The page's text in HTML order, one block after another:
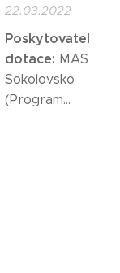
22.03.2022
Poskytovatel
dotace: MAS
Sokolovsko
(Program